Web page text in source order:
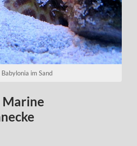
Babylonia im Sand
Marine